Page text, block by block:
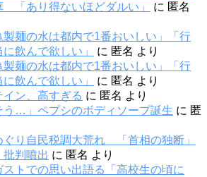
「あり得ないほどダルい」
に 匿名
製麺の水は都内で1番おいしい」「行
飲んで欲しい」
に 匿名 より
製麺の水は都内で1番おいしい」「行
飲んで欲しい」
に 匿名 より
イン、高すぎる に 匿名 より
う…」ペプシのボディソープ誕生 に 匿
ぐり自民税調大荒れ 「首相の独断」
批判噴出 に 匿名 より
トでの思い出語る「高校生の頃に